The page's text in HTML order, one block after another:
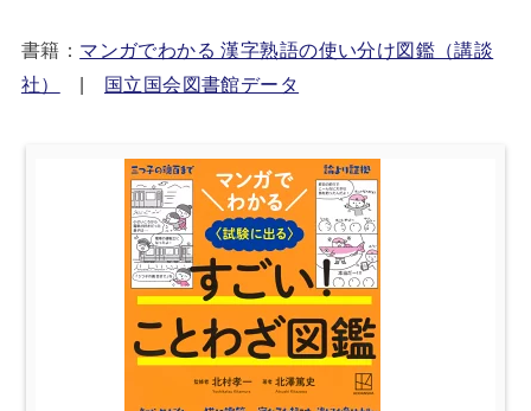
書籍： マンガでわかる 漢字熟語の使い分け図鑑（講談
社）
| 国立国会図書館データ